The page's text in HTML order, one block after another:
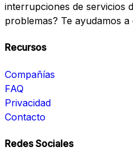
interrupciones de servicios
problemas? Te ayudamos
Recursos
Compañías
FAQ
Privacidad
Contacto
Redes Sociales